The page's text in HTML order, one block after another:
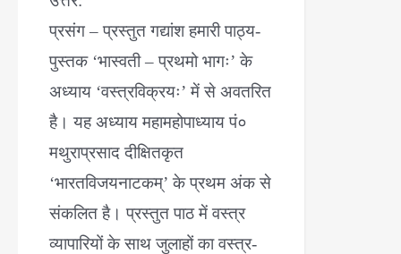
प्रसंग – प्रस्तुत गद्यांश हमारी पाठ्य-
पुस्तक ‘भास्वती – प्रथमो भागः’ के
अध्याय ‘वस्त्रविक्रयः’ में से अवतरित
है। यह अध्याय महामहोपाध्याय पं०
मथुराप्रसाद दीक्षितकृत
‘भारतविजयनाटकम्’ के प्रथम अंक से
संकलित है। प्रस्तुत पाठ में वस्त्र
व्यापारियों के साथ जुलाहों का वस्त्र-